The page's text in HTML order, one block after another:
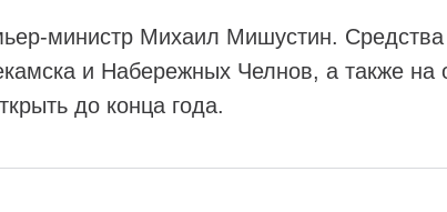
министр Михаил Мишустин.
и Набережных Челнов, а также
до конца года.